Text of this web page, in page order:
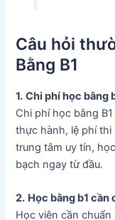
Câu hỏi
Bằng B1
1. Chi phí học bằng
Chi phí học bằng
thực hành, lệ phí thi
trung tâm uy tín,
bạch ngay từ đầu.
2. Học bằng b1 cần
Học viên cần